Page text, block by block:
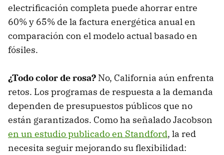
electrificación completa puede ahorrar entre
60% y 65% de la factura energética anual en
comparación con el modelo actual basado en
fósiles.
¿Todo color de rosa? No, California aún enfrenta
retos. Los programas de respuesta a la demanda
dependen de presupuestos públicos que no
están garantizados. Como ha señalado Jacobson
en un estudio publicado en Standford, la red
necesita seguir mejorando su flexibilidad: